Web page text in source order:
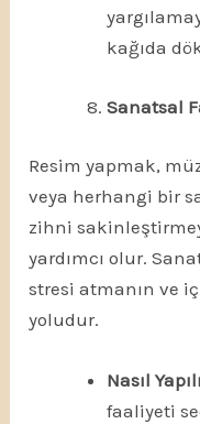
kağıda
Sanatsal
Resim yapmak,
veya herhangi bir
zihni
yardımcı olur.
stresi atmanın ve
yoludur.
Nasıl
faaliyeti